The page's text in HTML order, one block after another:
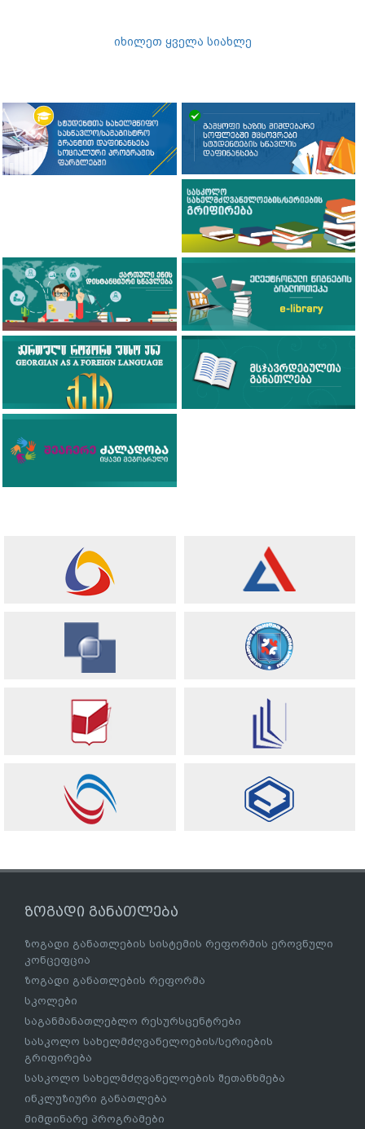
იხილეთ ყველა სიახლე
ზოგადი განათლება
ზოგადი განათლების სისტემის რეფორმის ეროვნული
კონცეფცია
ზოგადი განათლების რეფორმა
სკოლები
საგანმანათლებლო რესურსცენტრები
სასკოლო სახელმძღვანელოების/სერიების
გრიფირება
სასკოლო სახელმძღვანელოების შეთანხმება
ინკლუზიური განათლება
მიმდინარე პროგრამები